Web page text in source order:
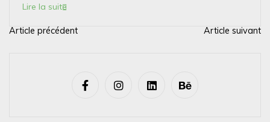
Lire la suite
N
Article précédent Article suivant